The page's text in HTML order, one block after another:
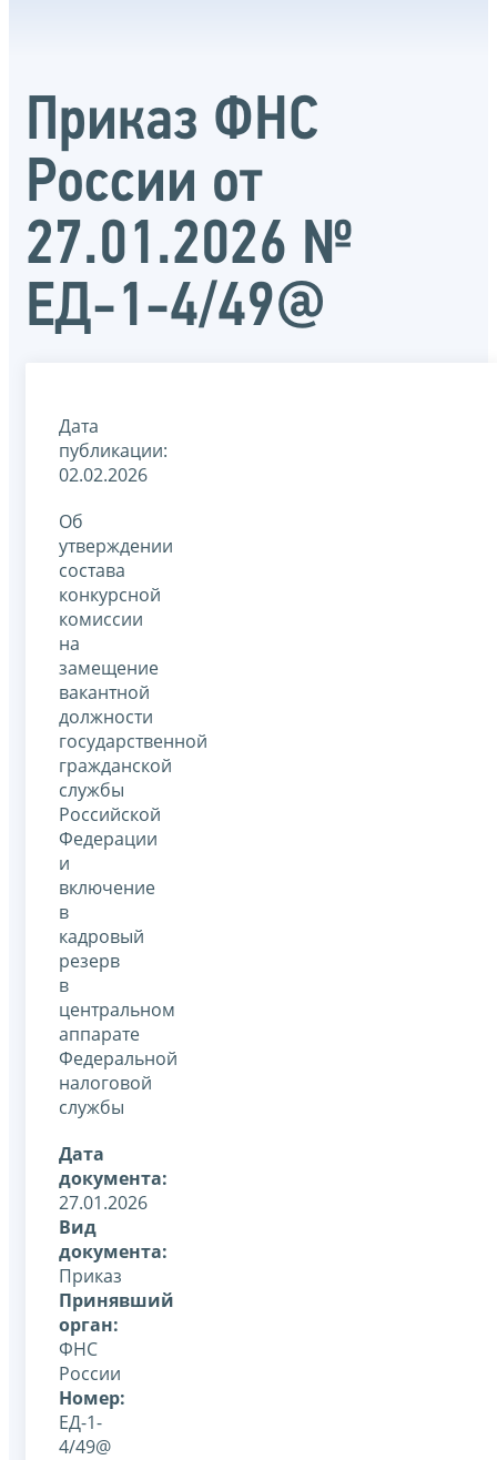
Приказ ФНС
России от
27.01.2026 №
ЕД-1-4/49@
Дата
публикации:
02.02.2026
Об
утверждении
состава
конкурсной
комиссии
на
замещение
вакантной
должности
государственной
гражданской
службы
Российской
Федерации
и
включение
в
кадровый
резерв
в
центральном
аппарате
Федеральной
налоговой
службы
Дата
документа:
27.01.2026
Вид
документа:
Приказ
Принявший
орган:
ФНС
России
Номер:
ЕД-1-
4/49@